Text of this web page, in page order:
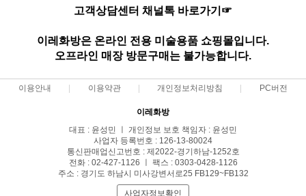
고객상담센터 채널톡 바로가기☞
이레화방은 온라인 전용 미술용품 쇼핑몰입니다.
오프라인 매장 방문구매는 불가능합니다.
이용안내 이용약관 개인정보처리방침 PC버전
이레화방
대표 : 윤성민 ㅣ 개인정보 보호 책임자 : 윤성민
사업자 등록번호 : 126-13-80024
통신판매업신고번호 : 제2022-경기하남-1252호
전화 : 02-427-1126 ㅣ 팩스 : 0303-0428-1126
주소 : 경기도 하남시 미사강변서로25 FB129~FB132
사업자정보확인